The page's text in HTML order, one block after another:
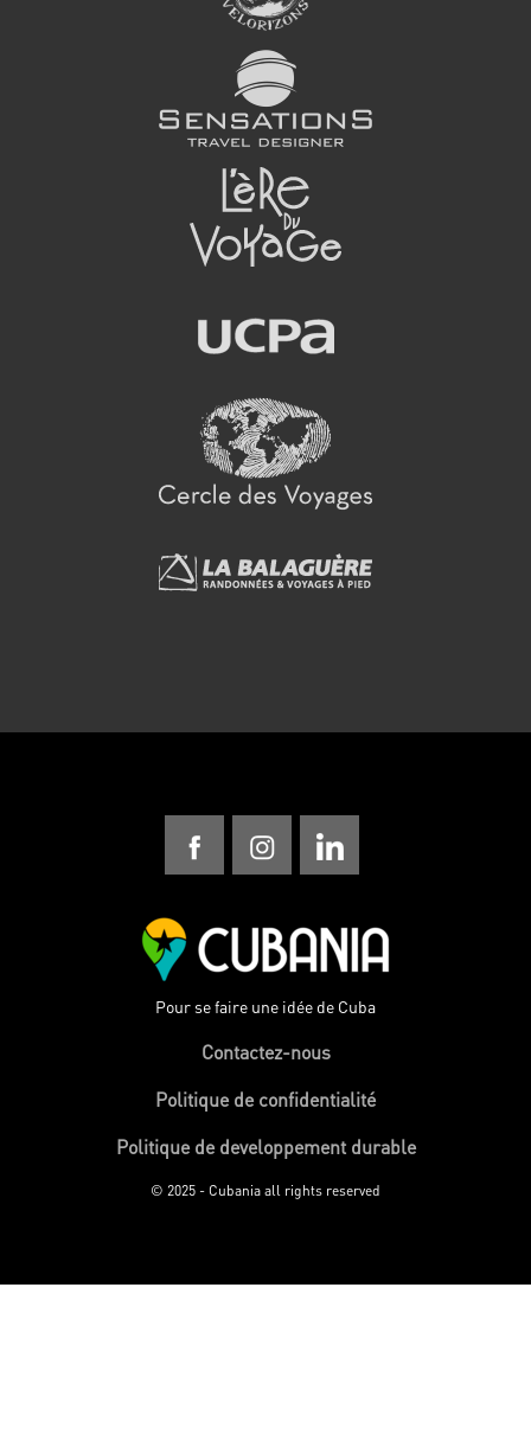
Pour se faire une idée de Cuba
Contactez-nous
Politique de confidentialité
Politique de developpement durable
© 2025 - Cubania all rights reserved